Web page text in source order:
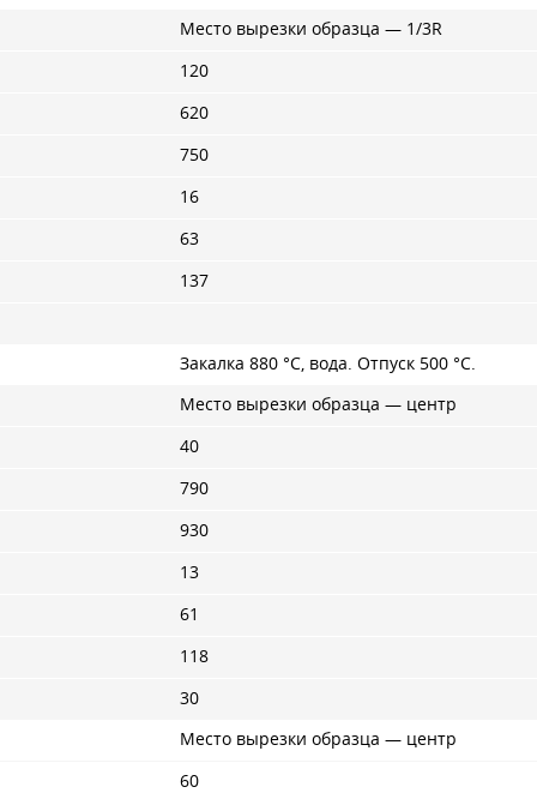
Место вырезки образца — 1/3R
120
620
750
16
63
137
Закалка 880 °C, вода. Отпуск 500 °C.
Место вырезки образца — центр
40
790
930
13
61
118
30
Место вырезки образца — центр
60